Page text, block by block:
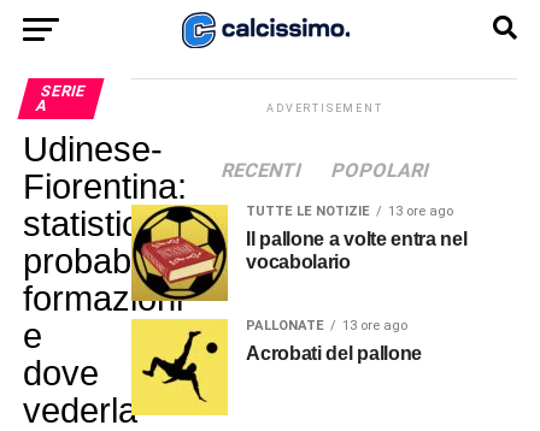
SERIE
A
Udinese-
Fiorentina:
statistiche,
probabili
formazioni
e
dove
vederla
ADVERTISEMENT
RECENTI POPOLARI
TUTTE LE NOTIZIE 13 ore ago
Il pallone a volte entra nel
vocabolario
PALLONATE 13 ore ago
Acrobati del pallone